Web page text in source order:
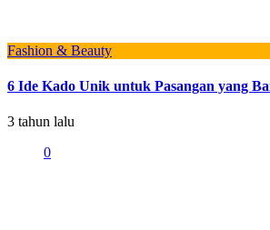
Fashion & Beauty
6 Ide Kado Unik untuk Pasangan yang
3 tahun lalu
0